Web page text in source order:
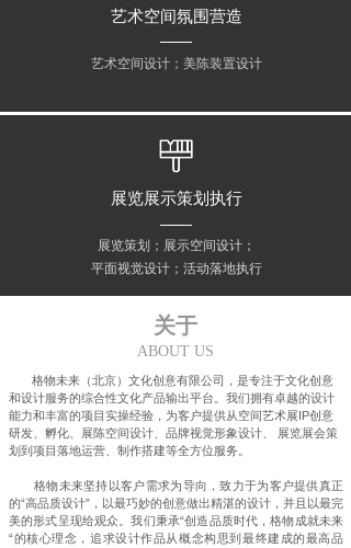
艺术空间氛围营造
艺术空间设计；美陈装置设计
展览展示策划执行
展览策划；展示空间设计；
平面视觉设计；活动落地执行
关于
ABOUT US
格物未来（北京）文化创意有限公司，是专注于文化创意
和设计服务的综合性文化产品输出平台。我们拥有卓越的设计
能力和丰富的项目实操经验，为客户提供从空间艺术展IP创意
研发、孵化、展陈空间设计、品牌视觉形象设计、 展览展会策
划到项目落地运营、制作搭建等全方位服务。
格物未来坚持以客户需求为导向，致力于为客户提供真正
的“高品质设计”，以最巧妙的创意做出精湛的设计，并且以最完
美的形式呈现给观众。我们秉承“创造品质时代，格物成就未来
“的核心理念，追求设计作品从概念构思到最终建成的最高品